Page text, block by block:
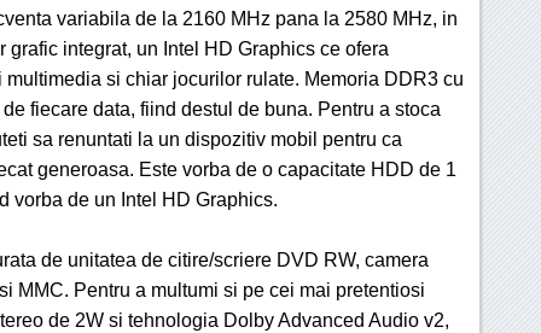
variabila de la 2160 MHz pana la 2580 MHz, in
integrat, un Intel HD Graphics ce ofera
si chiar jocurilor rulate. Memoria DDR3 cu
fiecare data, fiind destul de buna. Pentru a stoca
sa renuntati la un dispozitiv mobil pentru ca
generoasa. Este vorba de o capacitate HDD de 1
vorba de un Intel HD Graphics.
de unitatea de citire/scriere DVD RW, camera
MMC. Pentru a multumi si pe cei mai pretentiosi
de 2W si tehnologia Dolby Advanced Audio v2,